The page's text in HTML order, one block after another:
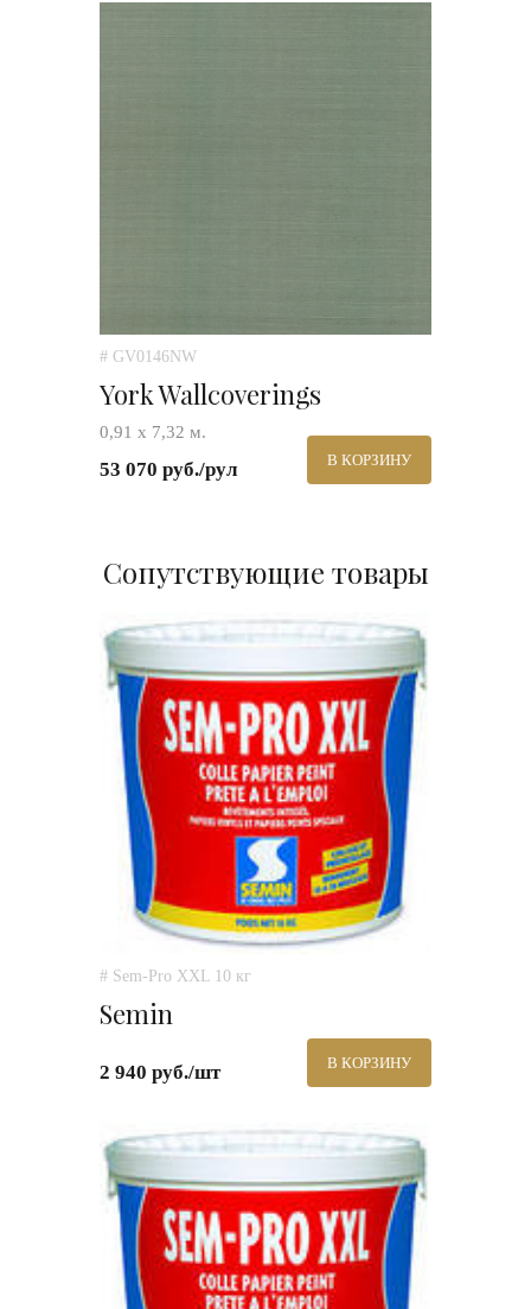
# GV0146NW
York Wallcoverings
0,91 х 7,32 м.
53 070 руб./рул В КОРЗИНУ
Сопутствующие товары
# Sem-Pro XXL 10 кг
Semin
2 940 руб./шт В КОРЗИНУ